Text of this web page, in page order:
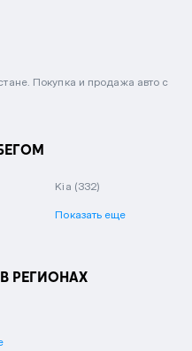
Покупка и продажа авто с
Kia (332)
Показать еще
РЕГИОНАХ